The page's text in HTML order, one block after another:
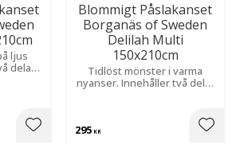
ljus
delar i
Lägg till i favoriter
Blommigt Påslakanset
Borganäs of Sweden
Delilah Multi
150x210cm
Tidlöst mönster i varma
nyanser. Innehåller två delar
295KR Lägg